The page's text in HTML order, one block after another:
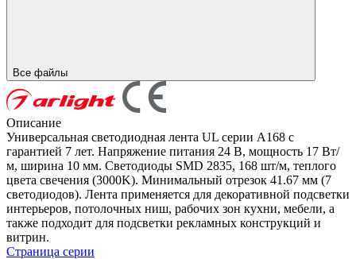
Все файлы
Описание
Универсальная светодиодная лента UL серии A168 с
гарантией 7 лет. Напряжение питания 24 В, мощность 17 Вт/
м, ширина 10 мм. Светодиоды SMD 2835, 168 шт/м, теплого
цвета свечения (3000K). Минимальный отрезок 41.67 мм (7
светодиодов). Лента применяется для декоративной подсветки
интерьеров, потолочных ниш, рабочих зон кухни, мебели, а
также подходит для подсветки рекламных конструкций и
витрин.
Страница серии